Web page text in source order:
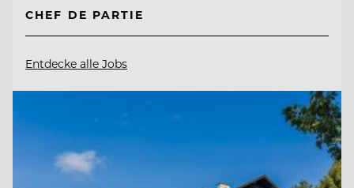
CHEF DE PARTIE
Entdecke alle Jobs